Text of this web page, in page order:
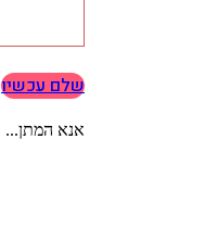
שלם עכשיו
אנא המתן...